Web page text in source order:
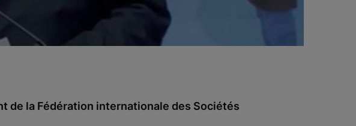
de la Fédération internationale des Sociétés